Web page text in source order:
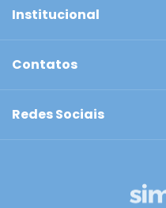
Institucional
Contatos
Redes Sociais